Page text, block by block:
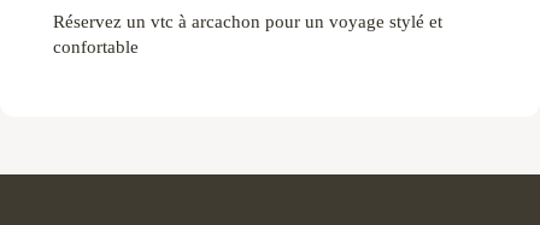
Réservez un vtc à arcachon pour un voyage stylé et
confortable